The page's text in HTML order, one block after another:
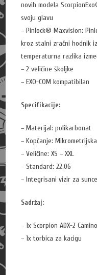
novih modela
svoju glavu
– Pinlock® Maxvision:
kroz stalni zračni hodnik
temperaturna razlika
– 2 veličine školjke
– EXO-COM kompatibilan
Specifikacije:
– Materijal: polikarbonat
– Kopčanje:
– Veličine: XS – XXL
– Standard: 22.06
– Integrisani vizir za sunce
Sadržaj:
– 1x Scorpion ADX-2
– 1x torbica za kacigu